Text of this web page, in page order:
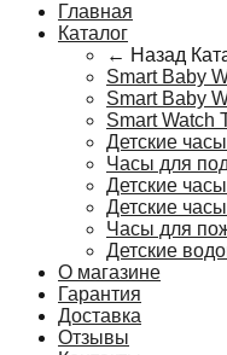
Главная
Каталог
← Назад
Smart Baby
Smart Baby
Smart Watch
Детские
Часы для
Детские
Детские
Часы для
Детские
О магазине
Гарантия
Доставка
Отзывы